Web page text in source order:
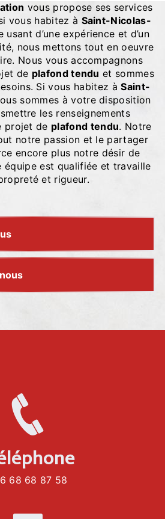
vous propose ses services
vous habitez à Saint-Nicolas-
usant d’une expérience et d’un
nous mettons tout en oeuvre
Nous vous accompagnons
de plafond tendu et sommes
Si vous habitez àSaint-
sommes à votre disposition
les renseignements
projet de plafond tendu. Notre
notre passion et le partager
encore plus notre désir de
équipe est qualifiée et travaille
et rigueur.
68 68 87 58